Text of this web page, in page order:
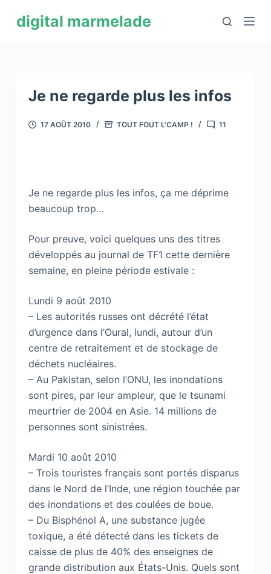
digital marmelade
Je ne regarde plus les infos
17 AOÛT 2010 TOUT FOUT L'CAMP ! 11
Je ne regarde plus les infos, ça me déprime
beaucoup trop…
Pour preuve, voici quelques uns des titres
développés au journal de TF1 cette dernière
semaine, en pleine période estivale :
Lundi 9 août 2010
– Les autorités russes ont décrété l’état
d’urgence dans l’Oural, lundi, autour d’un
centre de retraitement et de stockage de
déchets nucléaires.
– Au Pakistan, selon l’ONU, les inondations
sont pires, par leur ampleur, que le tsunami
meurtrier de 2004 en Asie. 14 millions de
personnes sont sinistrées.
Mardi 10 août 2010
– Trois touristes français sont portés disparus
dans le Nord de l’Inde, une région touchée par
des inondations et des coulées de boue.
– Du Bisphénol A, une substance jugée
toxique, a été détecté dans les tickets de
caisse de plus de 40% des enseignes de
grande distribution aux États-Unis. Quels sont